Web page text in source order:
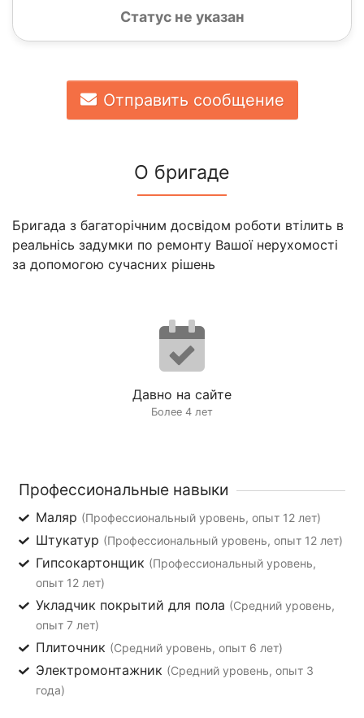
Статус не указан
Отправить сообщение
О бригаде
Бригада з багаторічним досвідом роботи втілить в
реальнісь задумки по ремонту Вашої нерухомості
за допомогою сучасних рішень
Давно на сайте
Более 4 лет
Профессиональные навыки
Маляр (Профессиональный уровень, опыт 12 лет)
Штукатур (Профессиональный уровень, опыт 12 лет)
Гипсокартонщик (Профессиональный уровень,
опыт 12 лет)
Укладчик покрытий для пола (Средний уровень,
опыт 7 лет)
Плиточник (Средний уровень, опыт 6 лет)
Электромонтажник (Средний уровень, опыт 3
года)